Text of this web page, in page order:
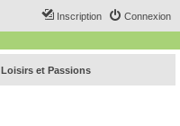
Connexion
Inscription
Loisirs et Passions